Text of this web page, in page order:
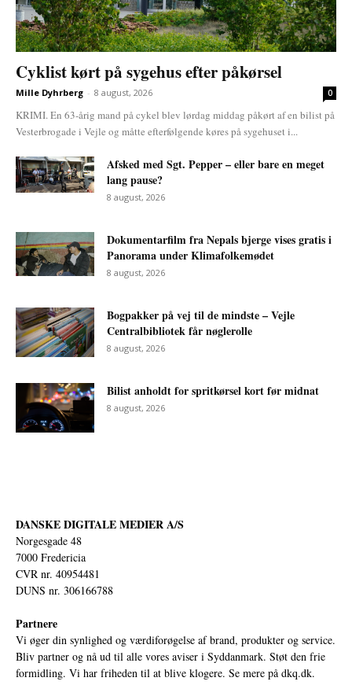
Cyklist kørt på sygehus efter påkørsel
Mille Dyhrberg - 8 august, 2026 0
KRIMI. En 63-årig mand på cykel blev lørdag middag påkørt af en bilist på
Vesterbrogade i Vejle og måtte efterfølgende køres på sygehuset i...
Afsked med Sgt. Pepper – eller bare en meget
lang pause?
8 august, 2026
Dokumentarfilm fra Nepals bjerge vises gratis i
Panorama under Klimafolkemødet
8 august, 2026
Bogpakker på vej til de mindste – Vejle
Centralbibliotek får nøglerolle
8 august, 2026
Bilist anholdt for spritkørsel kort før midnat
8 august, 2026
DANSKE DIGITALE MEDIER A/S
Norgesgade 48
7000 Fredericia
CVR nr. 40954481
DUNS nr. 306166788
Partnere
Vi øger din synlighed og værdiforøgelse af brand, produkter og service.
Bliv partner og nå ud til alle vores aviser i Syddanmark. Støt den frie
formidling. Vi har friheden til at blive klogere. Se mere på dkq.dk.